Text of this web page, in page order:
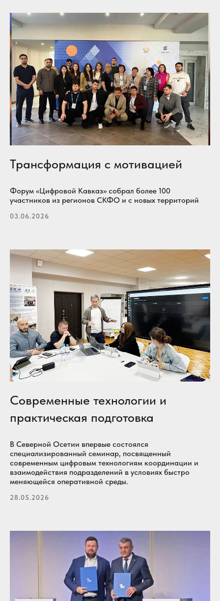
Трансформация с мотивацией
Форум «Цифровой Кавказ» собрал более 100
участников из регионов СКФО и с новых территорий
03.06.2026
Современные технологии и
практическая подготовка
В Северной Осетии впервые состоялся
специализированный семинар, посвященный
современным цифровым технологиям координации и
взаимодействия подразделений в условиях быстро
меняющейся оперативной среды.
28.05.2026